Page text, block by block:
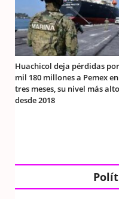
Huachicol deja pérdidas
mil 180 millones a Pemex en
tres meses, su nivel más alto
desde 2018